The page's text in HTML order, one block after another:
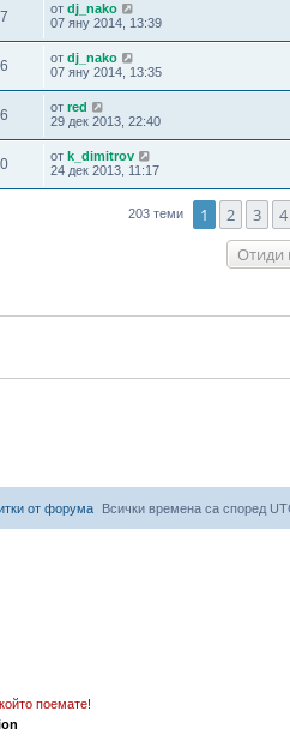
от dj_nako
07 яну 2014, 13:39
от dj_nako
07 яну 2014, 13:35
от red
29 дек 2013, 22:40
от k_dimitrov
24 дек 2013, 11:17
203 теми 1 2 3 4
Отиди
Всички времена са според
от форума
поемате!